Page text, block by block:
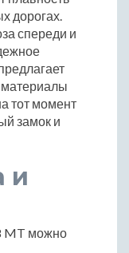
дорогах.
спереди и
материалы
тот момент
замок и
и
MT можно